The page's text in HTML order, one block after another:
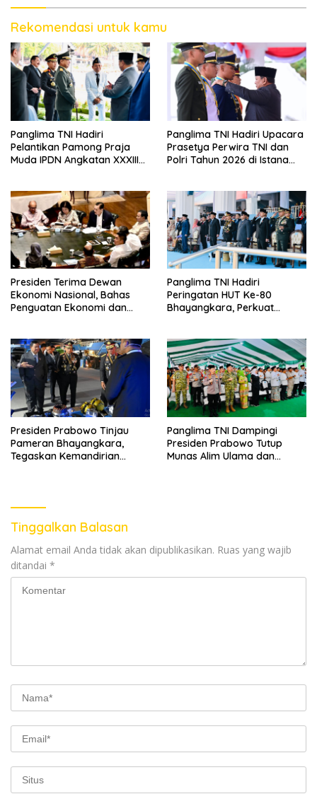
Rekomendasi untuk kamu
Panglima TNI Hadiri
Pelantikan Pamong Praja
Muda IPDN Angkatan XXXIII
Panglima TNI Hadiri Upacara
Prasetya Perwira TNI dan
Polri Tahun 2026 di Istana
Presiden Terima Dewan
Ekonomi Nasional, Bahas
Penguatan Ekonomi dan
Panglima TNI Hadiri
Peringatan HUT Ke-80
Bhayangkara, Perkuat
Presiden Prabowo Tinjau
Pameran Bhayangkara,
Tegaskan Kemandirian
Panglima TNI Dampingi
Presiden Prabowo Tutup
Munas Alim Ulama dan
Tinggalkan Balasan
Alamat email Anda tidak akan dipublikasikan. Ruas yang wajib
ditandai *